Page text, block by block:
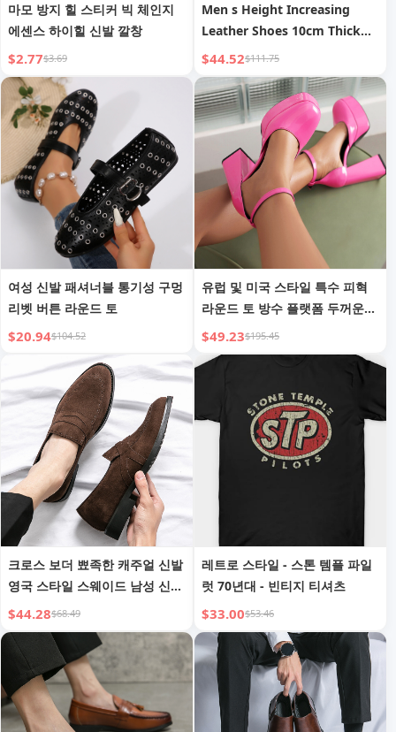
마모 방지 힐 스티커 빅 체인지
에센스 하이힐 신발 깔창
$2.77$3.69
Men s Height Increasing
Leather Shoes 10cm Thick
Bottom Business Formal
Wear
$44.52$111.75
여성 신발 패셔너블 통기성 구멍
리벳 버튼 라운드 토
$20.94$104.52
유럽 및 미국 스타일 특수 피혁
라운드 토 방수 플랫폼 두꺼운
힐 하이힐
$49.23$195.45
크로스 보더 뾰족한 캐주얼 신발
영국 스타일 스웨이드 남성 신발
서리 낀 스웨이드 가죽 신발 남
성용 만능 트렌디 로퍼 드라이빙
$44.28$68.49
레트로 스타일 - 스톤 템플 파일
럿 70년대 - 빈티지 티셔츠
$33.00$53.46